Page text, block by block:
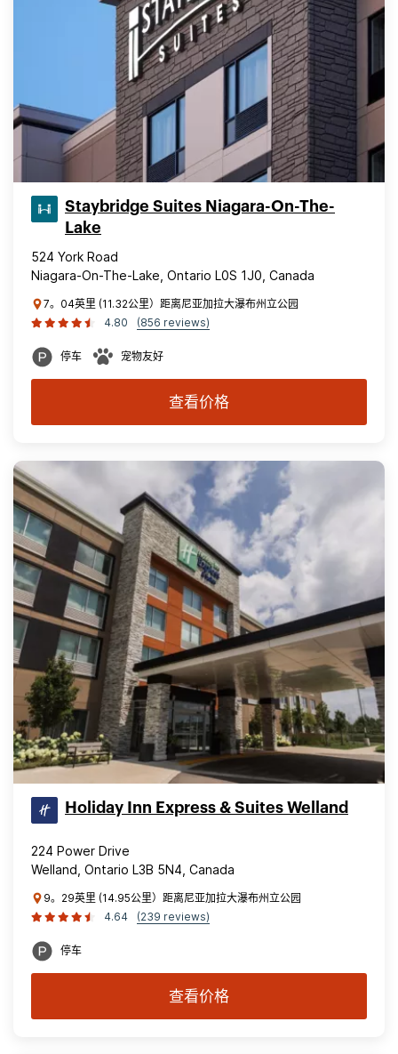
Staybridge Suites Niagara-On-The-
Lake
524 York Road
Niagara-On-The-Lake, Ontario L0S 1J0, Canada
7。04英里 (11.32公里）距离尼亚加拉大瀑布州立公园
4.80
(856 reviews)
停车 宠物友好
查看价格
Holiday Inn Express & Suites Welland
224 Power Drive
Welland, Ontario L3B 5N4, Canada
9。29英里 (14.95公里）距离尼亚加拉大瀑布州立公园
4.64
(239 reviews)
停车
查看价格